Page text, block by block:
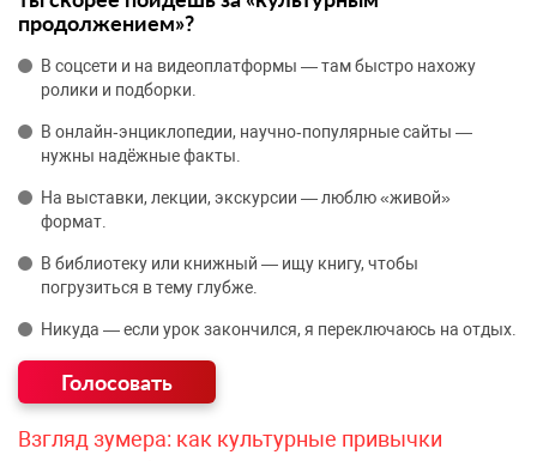
продолжением»?
В соцсети и на видеоплатформы — там быстро нахожу
ролики и подборки.
В онлайн‑энциклопедии, научно‑популярные сайты —
нужны надёжные факты.
На выставки, лекции, экскурсии — люблю «живой»
формат.
В библиотеку или книжный — ищу книгу, чтобы
погрузиться в тему глубже.
Никуда — если урок закончился, я переключаюсь на отдых.
Взгляд зумера: как культурные привычки